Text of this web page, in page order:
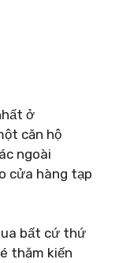
ở
căn hộ
ngoài
cửa hàng tạp
bất cứ thứ
thăm kiến